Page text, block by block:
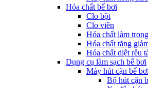
Hóa chất bể bơi
Clo bột
Clo viên
Hóa chất làm
Hóa chất tăng
Hóa chất diệt rêu
Dụng cụ làm sạch bể bơi
Máy hút cặn bể bơi
Bộ hút cặn